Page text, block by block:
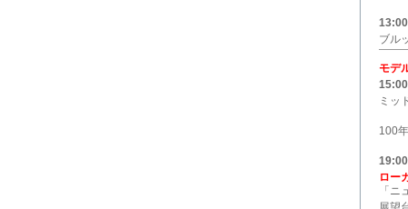
13:00
ブル
モデ
15:00
ミッ
100
19:00
ロー
「